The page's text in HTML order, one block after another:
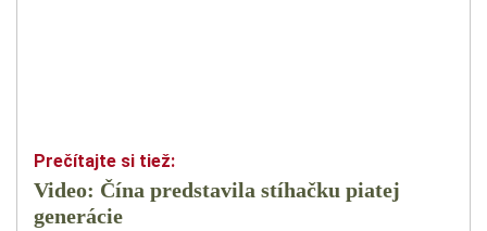
Video: Čína predstavila stíhačku piatej
generácie